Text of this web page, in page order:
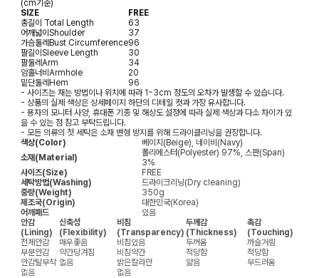
(cm기준)
SIZE
FREE
총길이 Total Length
63
어깨넓이Shoulder
37
가슴둘레Bust Circumference96
팔길이Sleeve Length
30
팔둘레Arm
34
암홀너비Armhole
20
밑단둘레Hem
96
- 사이즈는 재는 방법이나 위치에 따라 1~3cm 정도의 오차가 발생할 수 있습니다.
- 상품의 실제 색상은 상세페이지 하단의 디테일 컷과 가장 유사합니다.
- 용자의 모니터 사양, 휴대폰 기종 및 해상도 설정에 따라 실제 색상과 다소 차이가 있
을 수 있는 점 참고 부탁드립니다.
- 모든 의류의 첫 세탁은 소재 변형 방지를 위해 드라이클리닝을 권장합니다.
색상(Color)
베이지(Beige), 네이비(Navy)
소재(Material)
폴리에스터(Polyester) 97%, 스판(Span)
3%
사이즈(Size)
FREE
세탁방법(Washing)
드라이크리닝(Dry cleaning)
중량(Weight)
350g
제조국(Origin)
대한민국(Korea)
어깨패드
있음
안감
(Lining)
신축성
(Flexibility)
비침
(Transparency)
두께감
(Thickness)
촉감
(Touching)
전체안감
매우좋음 비침있음 두꺼움
까슬거림
부분안감
약간당겨짐 비침약간 적당함
적당함
안감탈부착 없음 밝은칼라만 얇음
부드러움
없음
없음